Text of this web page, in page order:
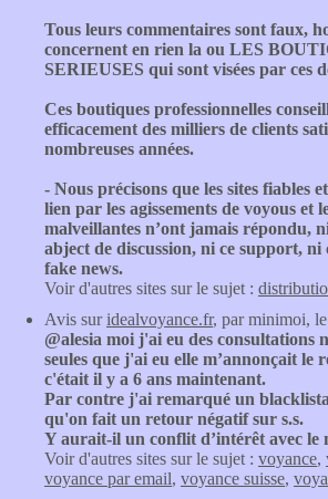
Tous leurs commentaires sont faux,
concernent en rien la ou LES
SERIEUSES qui sont visées par ces
Ces boutiques professionnelles
efficacement des milliers de clients
nombreuses années.
- Nous précisons que les sites fiables
lien par les agissements de voyous et
malveillantes n’ont jamais répondu,
abject de discussion, ni ce support, ni
fake news.
Voir d'autres sites sur le sujet :
Avis suridealvoyance.fr, par minimoi,
@alesia moi j'ai eu des consultations
seules que j'ai eu elle m’annonçait le
c'était il y a 6 ans maintenant.
Par contre j'ai remarqué un
qu'on fait un retour négatif sur s.s.
Y aurait-il un conflit d’intérêt avec le
Voir d'autres sites sur le sujet : voyance,
voyance par email, voyance suisse,